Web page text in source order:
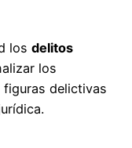
los delitos
los
delictivas